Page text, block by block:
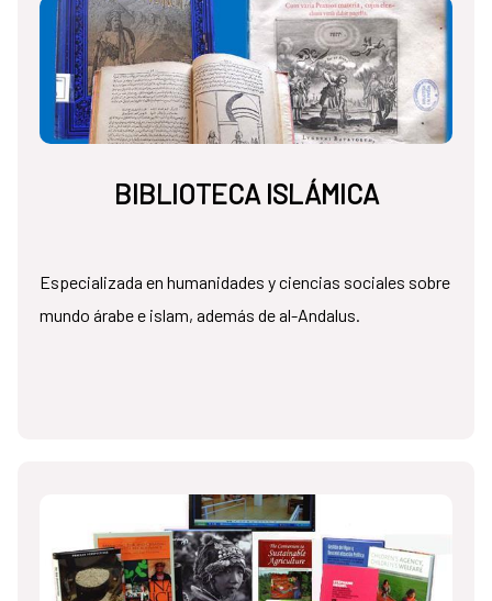
BIBLIOTECA ISLÁMICA
Especializada en humanidades y ciencias sociales sobre
mundo árabe e islam, además de al-Andalus.